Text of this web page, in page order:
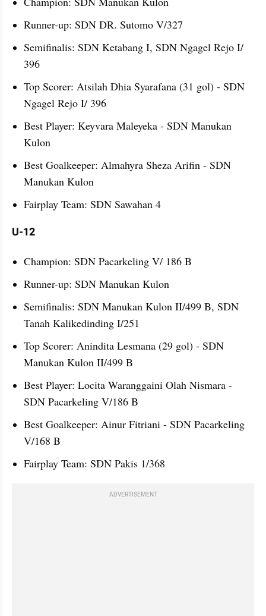
Runner-up: SDN DR. Sutomo V/327
Semifinalis: SDN Ketabang I, SDN Ngagel Rejo I/
396
Top Scorer: Atsilah Dhia Syarafana (31 gol) - SDN
Ngagel Rejo I/ 396
Best Player: Keyvara Maleyeka - SDN Manukan
Kulon
Best Goalkeeper: Almahyra Sheza Arifin - SDN
Manukan Kulon
Fairplay Team: SDN Sawahan 4
U-12
Champion: SDN Pacarkeling V/ 186 B
Runner-up: SDN Manukan Kulon
Semifinalis: SDN Manukan Kulon II/499 B, SDN
Tanah Kalikedinding I/251
Top Scorer: Anindita Lesmana (29 gol) - SDN
Manukan Kulon II/499 B
Best Player: Locita Waranggaini Olah Nismara -
SDN Pacarkeling V/186 B
Best Goalkeeper: Ainur Fitriani - SDN Pacarkeling
V/168 B
Fairplay Team: SDN Pakis 1/368
ADVERTISEMENT